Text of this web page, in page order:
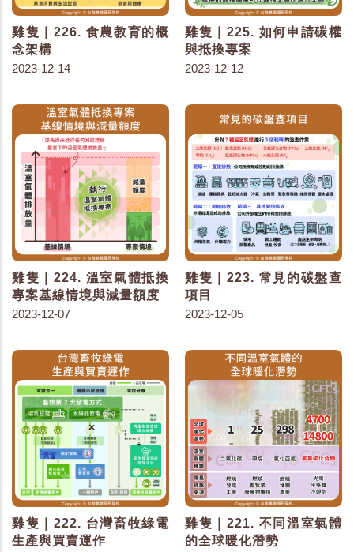
雞隻｜226. 食農教育的概
念架構
2023-12-14
雞隻｜225. 如何申請碳權
與抵換專案
2023-12-12
雞隻｜224. 溫室氣體抵換
專案基線情境與減量額度
2023-12-07
雞隻｜223. 常見的碳盤查
項目
2023-12-05
雞隻｜222. 台灣畜牧綠電
生產與買賣運作
雞隻｜221. 不同溫室氣體
的全球暖化潛勢